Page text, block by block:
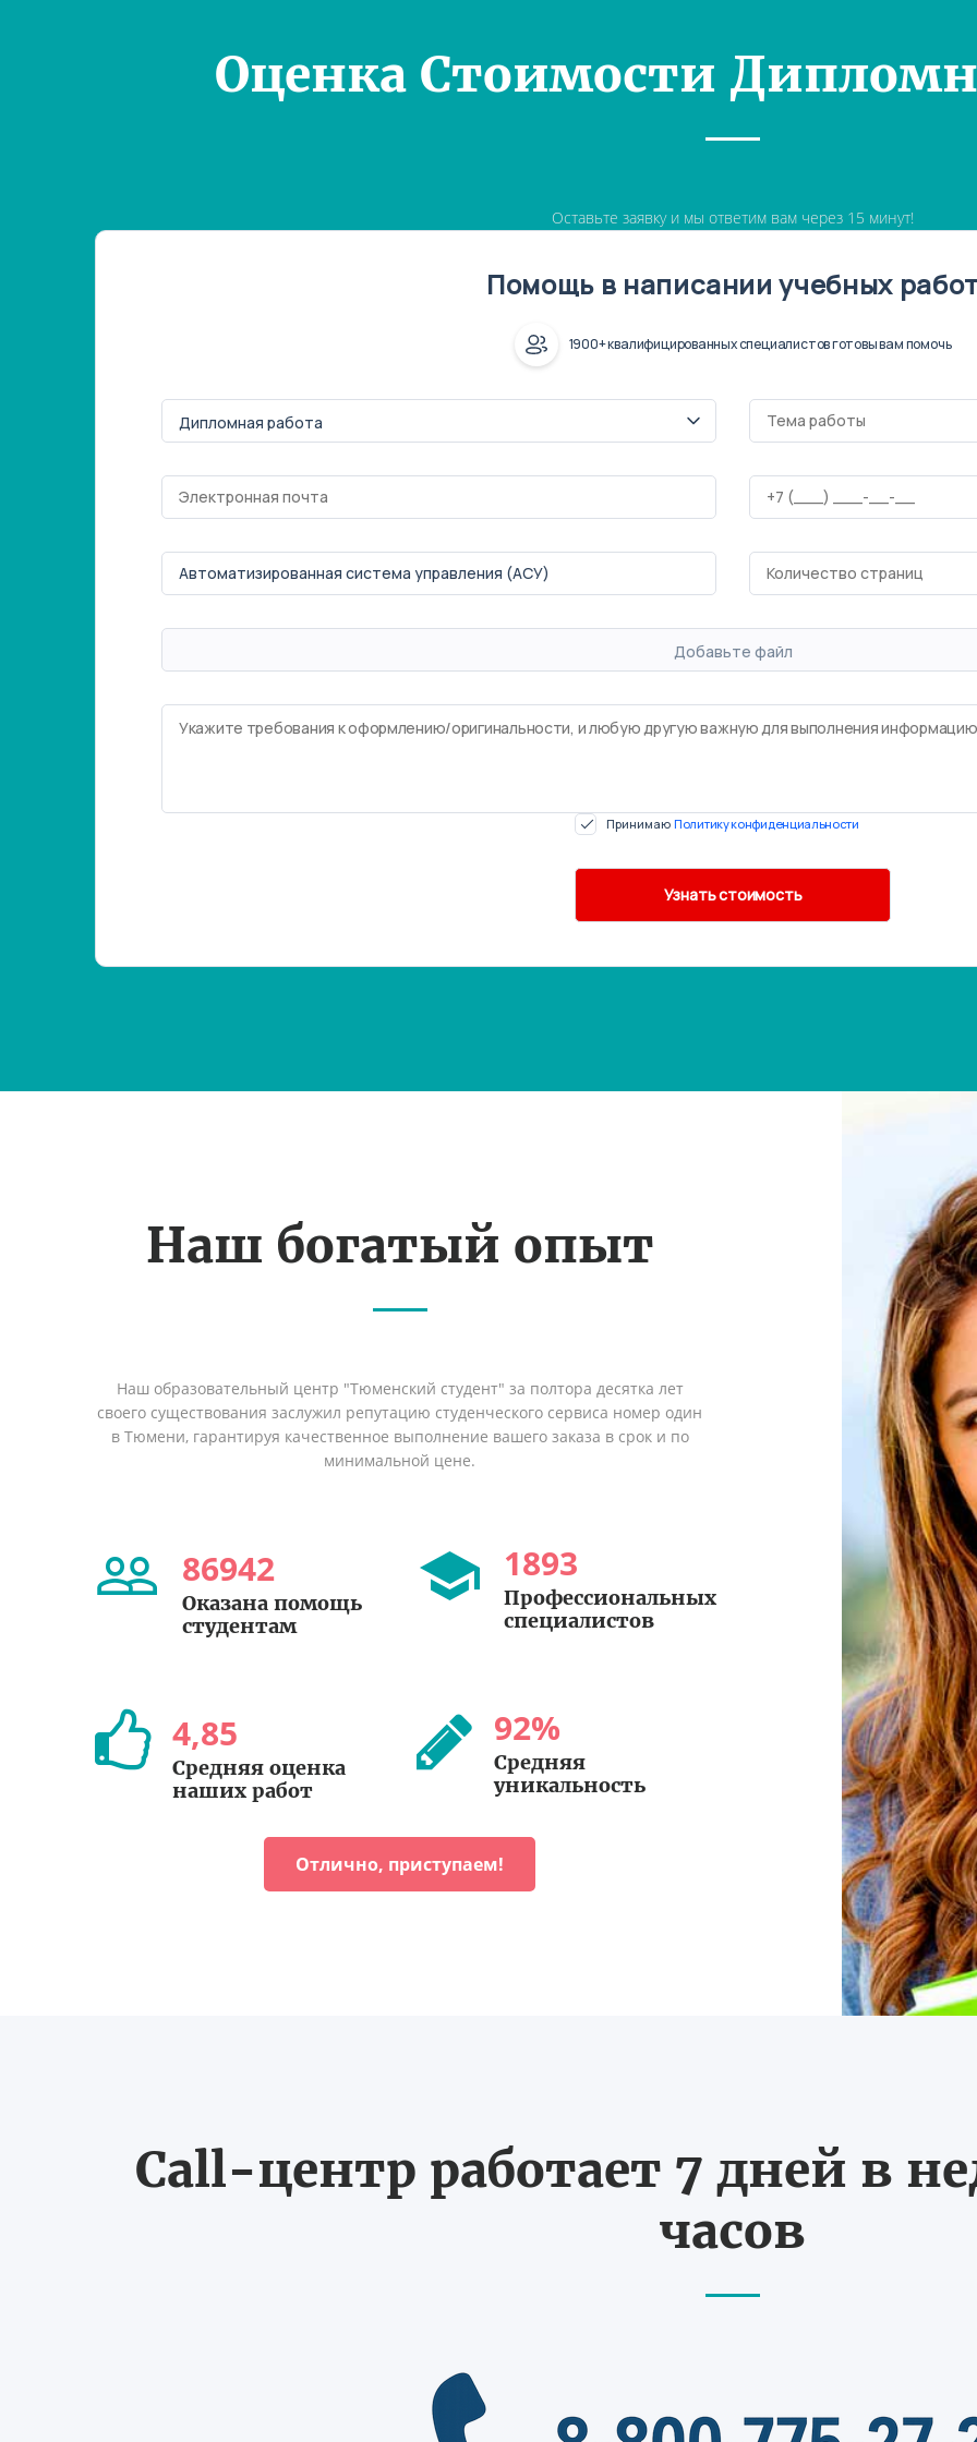
Оценка Стоимости
Оставьте заявку и мы ответим вам через 15 минут!
Помощь в написании учебных
1900+ квалифицированных специалистов готовы вам помочь
Добавьте файл
Принимаю Политику конфиденциальности
Наш богатый опыт
Наш образовательный центр "Тюменский студент" за полтора десятка лет
своего существования заслужил репутацию студенческого сервиса номер один
в Тюмени, гарантируя качественное выполнение вашего заказа в срок и по
минимальной цене.
86942
Оказана помощь
студентам
1893
Профессиональных
специалистов
4,85
Средняя оценка
наших работ
92%
Средняя
уникальность
Отлично, приступаем!
Call-центр работает 7 дней в
часов